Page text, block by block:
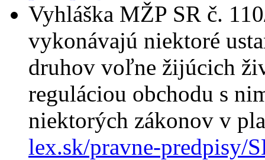
Vyhláška MŽP SR č.
vykonávajú niektoré
druhov voľne žijúcich
reguláciou obchodu s
niektorých zákonov v
lex.sk/pravne-predpisy/